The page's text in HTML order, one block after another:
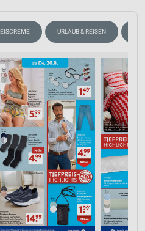
EISCREME URLAUB & REISEN